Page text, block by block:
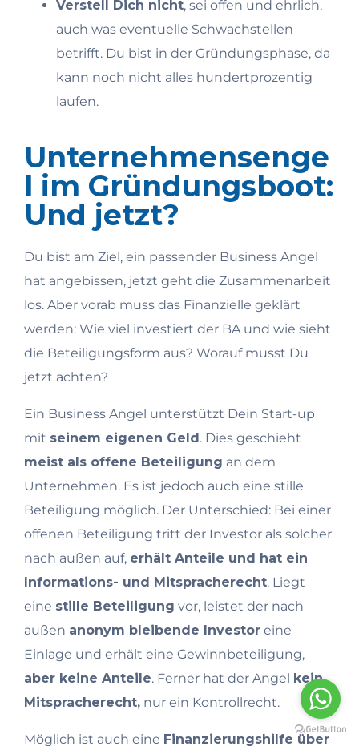
Verstell Dich nicht, sei offen und ehrlich,
auch was eventuelle Schwachstellen
betrifft. Du bist in der Gründungsphase, da
kann noch nicht alles hundertprozentig
laufen.
Unternehmensenge
l im Gründungsboot:
Und jetzt?
Du bist am Ziel, ein passender Business Angel
hat angebissen, jetzt geht die Zusammenarbeit
los. Aber vorab muss das Finanzielle geklärt
werden: Wie viel investiert der BA und wie sieht
die Beteiligungsform aus? Worauf musst Du
jetzt achten?
Ein Business Angel unterstützt Dein Start-up
mit seinem eigenen Geld . Dies geschieht
meist als offene Beteiligung an dem
Unternehmen. Es ist jedoch auch eine stille
Beteiligung möglich. Der Unterschied: Bei einer
offenen Beteiligung tritt der Investor als solcher
nach außen auf, erhält Anteile und hat ein
Informations- und Mitspracherecht. Liegt
eine stille Beteiligung vor, leistet der nach
außen anonym bleibende Investor eine
Einlage und erhält eine Gewinnbeteiligung,
aber keine Anteile. Ferner hat der Angel
kein
Mitspracherecht, nur ein Kontrollrecht.
Möglich ist auch eine Finanzierungshilfe über